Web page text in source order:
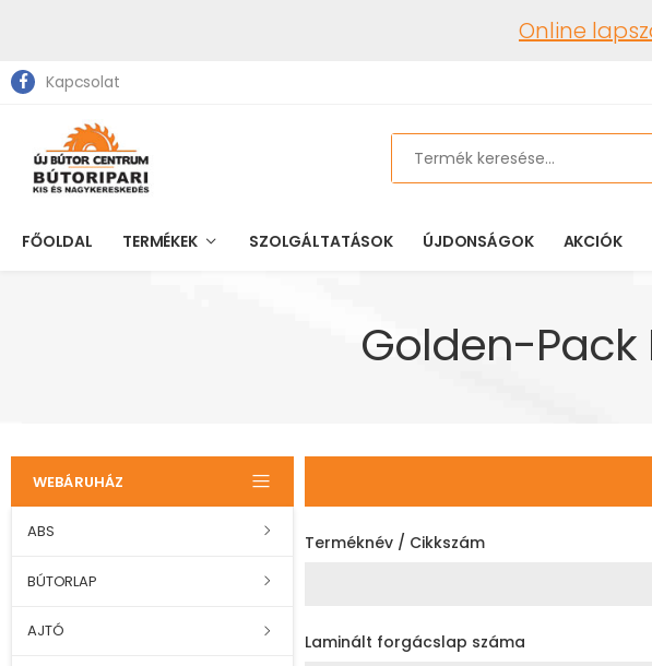
Online
Kapcsolat
Search
FŐOLDAL TERMÉKEK SZOLGÁLTATÁSOK ÚJDONSÁGOK AKCIÓK
Golden-Pack
WEBÁRUHÁZ
ABS
BÚTORLAP
AJTÓ
Terméknév / Cikkszám
Laminált forgácslap száma